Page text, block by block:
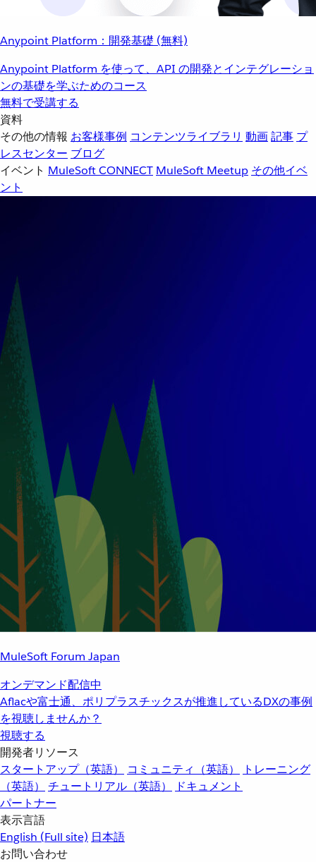
Anypoint Platform：開発基礎 (無料)
Anypoint Platform を使って、API の開発とインテグレーショ
ンの基礎を学ぶためのコース
無料で受講する
資料
その他の情報 お客様事例 コンテンツライブラリ 動画記事 プ
レスセンター ブログ
イベント MuleSoft CONNECT MuleSoft Meetup その他イベ
ント
MuleSoft Forum Japan
オンデマンド配信中
Aflacや富士通、ポリプラスチックスが推進しているDXの事例
を視聴しませんか？
視聴する
開発者リソース
スタートアップ（英語）
コミュニティ（英語）
トレーニング
（英語）
チュートリアル（英語）
ドキュメント
パートナー
表示言語
English (Full site) 日本語
お問い合わせ